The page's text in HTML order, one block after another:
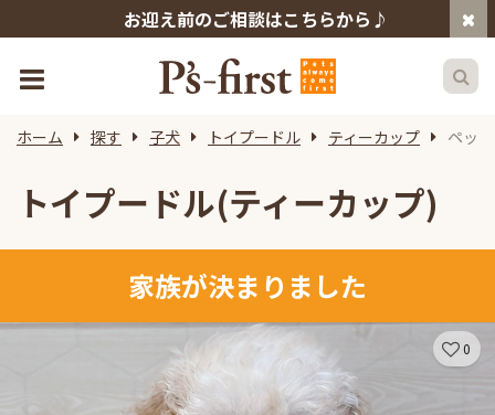
お迎え前のご相談はこちらから♪
ホーム 探す 子犬 トイプードル ティーカップ ペッ
トイプードル(ティーカップ)
家族が決まりました
0